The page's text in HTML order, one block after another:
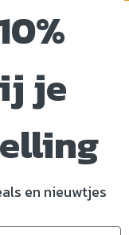
je
en nieuwtjes